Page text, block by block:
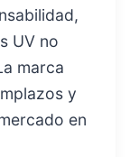
UV no
marca
y
en